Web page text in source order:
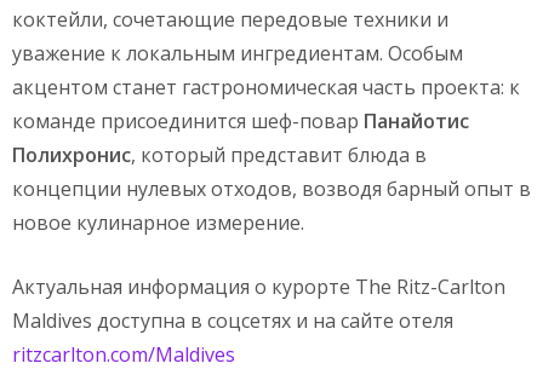
коктейли, сочетающие передовые техники и
уважение к локальным ингредиентам. Особым
акцентом станет гастрономическая часть проекта: к
команде присоединится шеф-повар Панайотис
Полихронис, который представит блюда в
концепции нулевых отходов, возводя барный опыт в
новое кулинарное измерение.
Актуальная информация о курорте The Ritz-Carlton
Maldives доступна в соцсетях и на сайте отеля
ritzcarlton.com/Maldives